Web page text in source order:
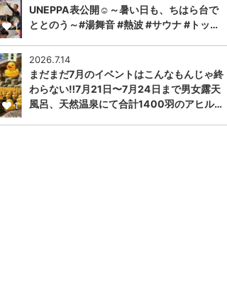
1
UNEPPA表公開☺～暑い日も、ちはら台で
ととのう～#湯舞音 #熱波 #サウナ #トッ…
1
2026.7.14
まだまだ7月のイベントはこんなもんじゃ終
わらない‼️7月21日〜7月24日まで男女露天
風呂、天然温泉にて合計1400羽のアヒル…